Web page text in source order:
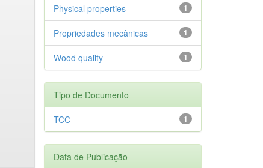
1
Physical properties
1
Propriedades mecânicas
1
Wood quality
Tipo de Documento
1
TCC
Data de Publicação